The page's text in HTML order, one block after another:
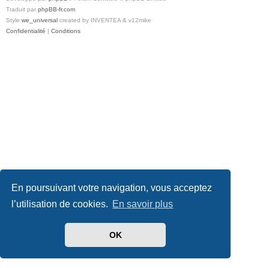
En poursuivant votre navigation, vous acceptez
l’utilisation de cookies. En savoir plus
OK
Traduit par phpBB-fr.com
Style we_universal created by INVENTEA & v12mike
Confidentialité | Conditions